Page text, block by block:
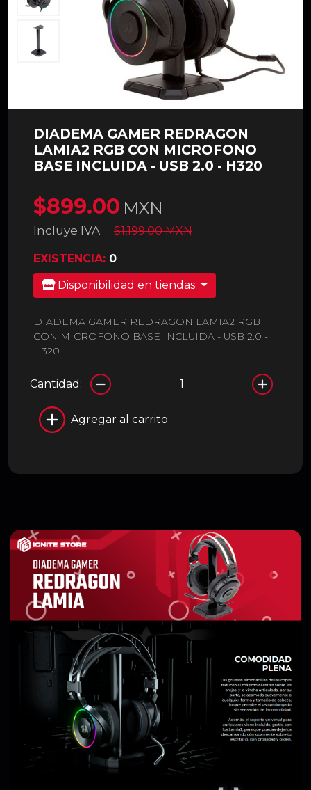
DIADEMA GAMER REDRAGON
LAMIA2 RGB CON MICROFONO
BASE INCLUIDA - USB 2.0 - H320
$899.00 MXN
Incluye IVA $1,199.00 MXN
EXISTENCIA: 0
Disponibilidad en tiendas
DIADEMA GAMER REDRAGON LAMIA2 RGB
CON MICROFONO BASE INCLUIDA - USB 2.0 -
H320
Cantidad:
Agregar al carrito